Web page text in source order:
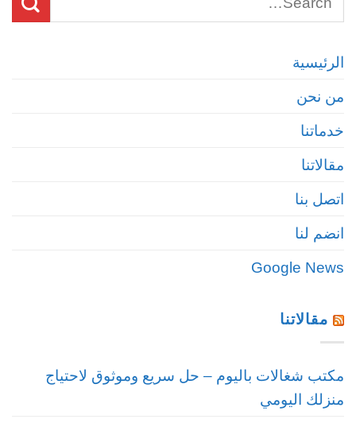
الرئيسية
من نحن
خدماتنا
مقالاتنا
اتصل بنا
انضم لنا
Google News
مقالاتنا
مكتب شغالات باليوم – حل سريع وموثوق لاحتياج
منزلك اليومي